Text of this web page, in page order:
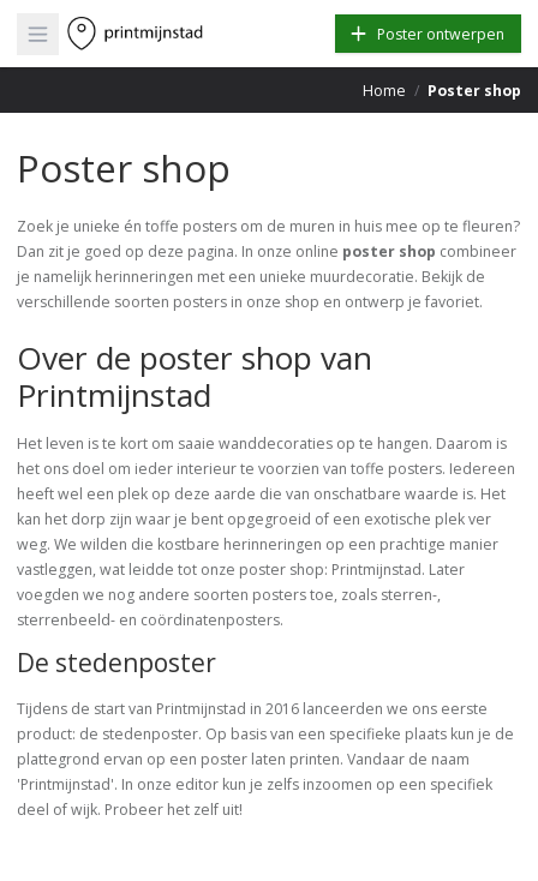
Open main menu Poster ontwerpen
Home / Poster shop
Poster shop
Zoek je unieke én toffe posters om de muren in huis mee op te fleuren?
Dan zit je goed op deze pagina. In onze online poster shop combineer
je namelijk herinneringen met een unieke muurdecoratie. Bekijk de
verschillende soorten posters in onze shop en ontwerp je favoriet.
Over de poster shop van
Printmijnstad
Het leven is te kort om saaie wanddecoraties op te hangen. Daarom is
het ons doel om ieder interieur te voorzien van toffe posters. Iedereen
heeft wel een plek op deze aarde die van onschatbare waarde is. Het
kan het dorp zijn waar je bent opgegroeid of een exotische plek ver
weg. We wilden die kostbare herinneringen op een prachtige manier
vastleggen, wat leidde tot onze poster shop: Printmijnstad. Later
voegden we nog andere soorten posters toe, zoals sterren-,
sterrenbeeld- en coördinatenposters.
De stedenposter
Tijdens de start van Printmijnstad in 2016 lanceerden we ons eerste
product: de stedenposter. Op basis van een specifieke plaats kun je de
plattegrond ervan op een poster laten printen. Vandaar de naam
'Printmijnstad'. In onze editor kun je zelfs inzoomen op een specifiek
deel of wijk. Probeer het zelf uit!